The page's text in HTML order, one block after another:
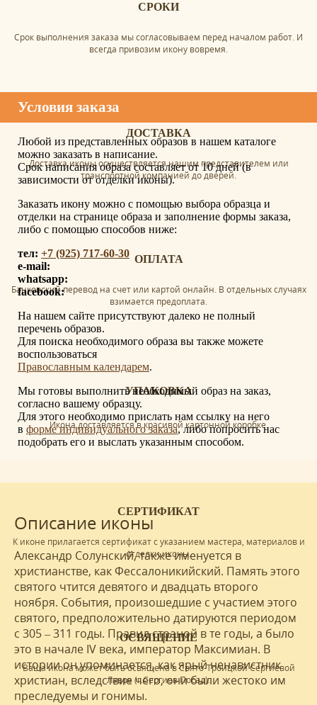
СРОКИ
Срок выполнения заказа мы согласовываем перед началом работ. И
всегда привозим икону вовремя.
ДОСТАВКА
Доставка иконы осуществляется нашим представителем или
транспортной компанией до дверей.
ОПЛАТА
Банковский перевод на счет или картой онлайн. В отдельных случаях
взимается предоплата.
УПАКОВКА
Икона доставляется в красивой картонной коробке.
СЕРТИФИКАТ
К иконе прилагается сертификат с указанием мастера, материалов и
отделки иконы.
ОСВЯЩЕНИЕ
Ваша икона может быть освящена в Свято-Троицкой Сергиевой
Лавре (г.Сергиев Посад).
Условия заказа
Любой из представленных образов в нашем каталоге
можно заказать в написание.
Срок написания образа составляет от 10 дней (в
зависимости от отделки иконы).
Заказать икону можно с помощью выбора образца и
отделки на странице образа и заполнение формы заказа,
либо с помощью способов ниже:
тел: +7 (925) 717-60-30
e-mail:
whatsapp:
facebook:
На нашем сайте присутствуют далеко не полный
перечень образов.
Для поиска необходимого образа вы также можете
воспользоваться
Православным календарем.
Мы готовы выполнить необходимый образ на заказ,
согласно вашему образцу.
Для этого необходимо прислать нам ссылку на него
в форме индивидуального заказа, либо попросить нас
подобрать его и выслать указанным способом.
Описание иконы
Александр Солунский, также именуется в
христианстве, как Фессалоникийский. Память этого
святого чтится девятого и двадцать второго
ноября. События, произошедшие с участием этого
святого, предположительно датируются периодом
с 305 – 311 годы. Правил страной в те годы, а было
это в начале IV века, император Максимиан. В
истории он упоминается, как ярый ненавистник
христиан, вследствие чего, они были жестоко им
преследуемы и гонимы.